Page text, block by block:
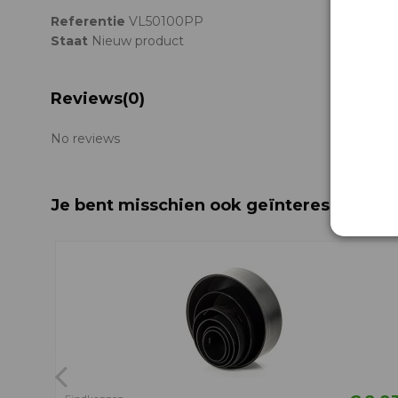
Referentie VL50100PP
Staat Nieuw product
Reviews(0)
No reviews
Je bent misschien ook geïnteresseerd in